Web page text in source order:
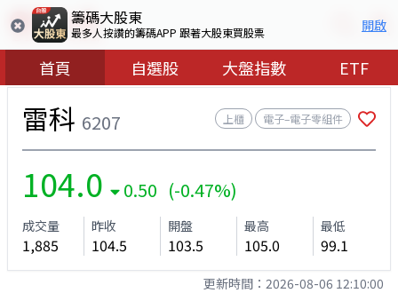
籌碼大股東
最多人按讚的籌碼APP 跟著大股東買股票 開啟
首頁 自選股 大盤指數 ETF
雷科 6207 上櫃 電子–電子零組件
104.0 0.50 (-0.47%)
成交量
1,885
昨收
104.5
開盤
103.5
最高
105.0
最低
99.1
更新時間： 2026-08-06 12:10:00